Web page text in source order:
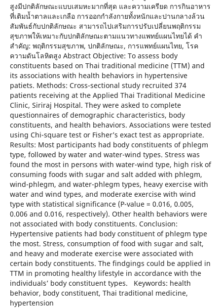
สูงมีปกติลักษณะแบบเสมหะมากที่สุด และความเครียด การกินอาหาร
ที่เติมน้ำตาลและเกลือ การออกกำลังกายทั้งหนักและปานกลางล้วน
สัมพันธ์กับปกติลักษณะ สามารถไปเสริมการปรับเปลี่ยนพฤติกรรม
สุขภาพให้เหมาะกับปกติลักษณะตามแนวทางแพทย์แผนไทยได้ คำ
สำคัญ: พฤติกรรมสุขภาพ, ปกติลักษณะ, การแพทย์แผนไทย, โรค
ความดันโลหิตสูง Abstract Objective: To assess body
constituents based on Thai traditional medicine (TTM) and
its associations with health behaviors in hypertensive
patiets. Methods: Cross-sectional study recruited 374
patients receiving at the Applied Thai Traditional Medicine
Clinic, Siriraj Hospital. They were asked to complete
questionnaires of demographic characteristics, body
constituents, and health behaviors. Associations were tested
using Chi-square test or Fisher’s exact test as appropriate.
Results: Most participants had body constituents of phlegm
type, followed by water and water-wind types. Stress was
found the most in persons with water-wind type, high risk of
consuming foods with sugar and salt added with phlegm,
wind-phlegm, and water-phlegm types, heavy exercise with
water and wind types, and moderate exercise with wind
type with statistical significance (P-value = 0.016, 0.005,
0.006 and 0.016, respectively). Other health behaviors were
not associated with body constituents. Conclusion:
Hypertensive patients had body constituent of phlegm type
the most. Stress, consumption of food with sugar and salt,
and heavy and moderate exercise were associated with
certain body constituents. The findgings could be applied in
TTM in promoting healthy lifestyle in accordance with the
individuals’ body constituent types. Keywords: health
behavior, body constituent, Thai traditional medicine,
hypertension